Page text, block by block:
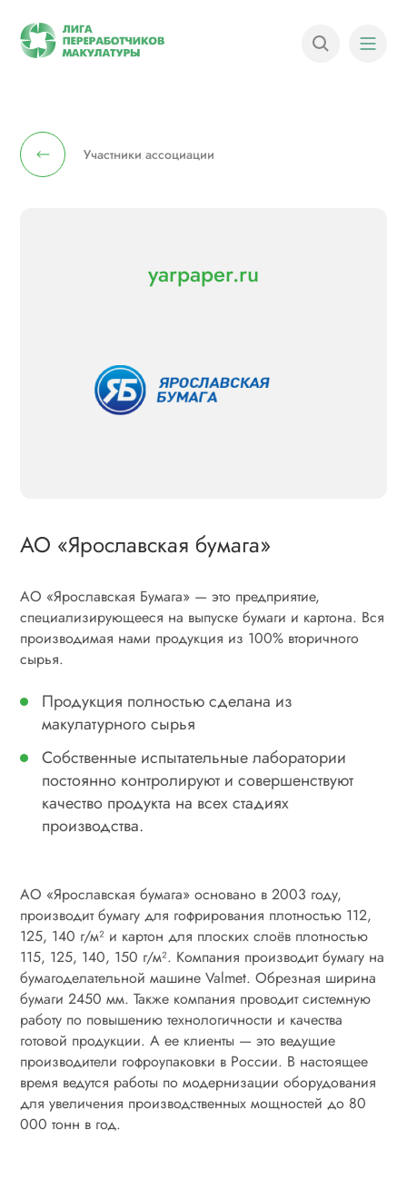
Участники ассоциации
yarpaper.ru
АО «Ярославская бумага»
АО «Ярославская Бумага» — это предприятие,
специализирующееся на выпуске бумаги и картона. Вся
производимая нами продукция из 100% вторичного
сырья.
Продукция полностью сделана из
макулатурного сырья
Собственные испытательные лаборатории
постоянно контролируют и совершенствуют
качество продукта на всех стадиях
производства.
АО «Ярославская бумага» основано в 2003 году,
производит бумагу для гофрирования плотностью 112,
125, 140 г/м² и картон для плоских слоёв плотностью
115, 125, 140, 150 г/м². Компания производит бумагу на
бумагоделательной машине Valmet. Обрезная ширина
бумаги 2450 мм. Также компания проводит системную
работу по повышению технологичности и качества
готовой продукции. А ее клиенты — это ведущие
производители гофроупаковки в России. В настоящее
время ведутся работы по модернизации оборудования
для увеличения производственных мощностей до 80
000 тонн в год.